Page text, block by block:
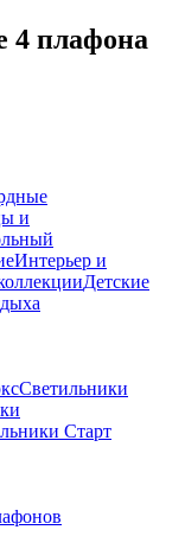
4 плафона
и
Интерьер и
Детские
Светильники
Старт